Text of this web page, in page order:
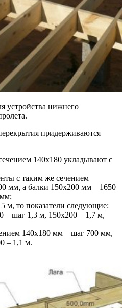
устройства нижнего
придерживаются
140х180 укладывают с
с таким же сечением
мм, а балки 150х200 мм – 1650
5 м, то показатели следующие:
– шаг 1,3 м, 150х200 – 1,7 м,
140х180 мм – шаг 700 мм,
– 1,1 м.